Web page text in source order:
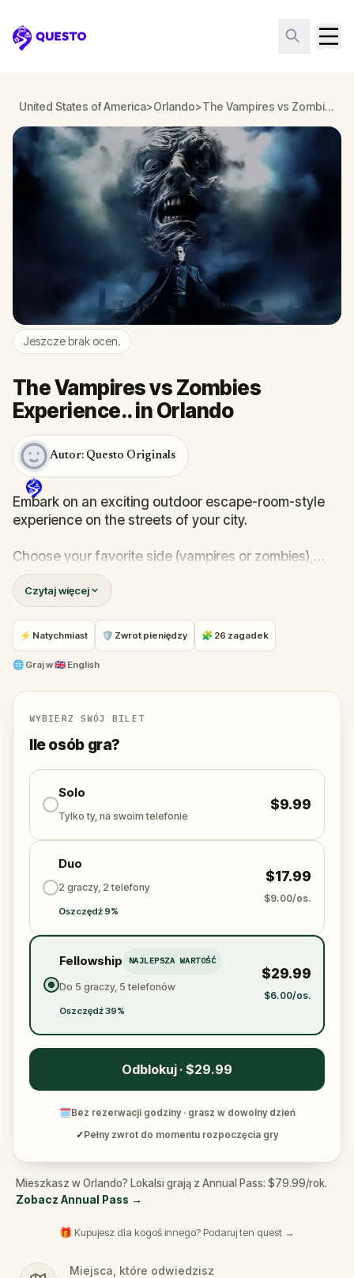
Questo
United States of America>Orlando> The Vampires vs Zombies Experience.. in Orlando
Jeszcze brak ocen.
The Vampires vs Zombies
Experience.. in Orlando
Autor: Questo Originals
Embark on an exciting outdoor escape-room-style
experience on the streets of your city.
Choose your favorite side (vampires or zombies),
follow the story, complete the challenges and find
out who survives in the end!
🧛 Jump into our all-new gripping narrative
follow the mystery
immersive puzzles
⚡Follow clues to uncover each new location
explore places around town in a whole new light!
Let the showdown begin!
Czytaj więcej
⚡ Natychmiast 🛡 Zwrot pieniędzy 🧩 26 zagadek
🌐 Graj w🇬🇧 English
WYBIERZ SWÓJ BILET
Ile osób gra?
Solo
Tylko ty, na swoim telefonie
$9.99
Duo
2 graczy, 2 telefony
Oszczędź 9%
$17.99
$9.00/os.
Fellowship NAJLEPSZA WARTOŚĆ
Do 5 graczy, 5 telefonów
Oszczędź 39%
$29.99
$6.00/os.
Odblokuj · $29.99
🗓Bez rezerwacji godziny · grasz w dowolny dzień
✓Pełny zwrot do momentu rozpoczęcia gry
Mieszkasz w Orlando? Lokalsi grają z Annual Pass: $79.99/rok.
Zobacz Annual Pass →
🎁 Kupujesz dla kogoś innego? Podaruj ten quest →
Miejsca, które odwiedzisz